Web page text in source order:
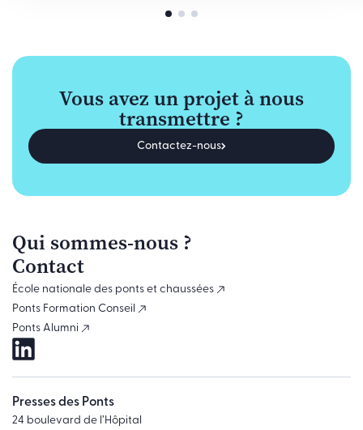
Vous avez un projet à nous
transmettre ?
Contactez-nous
Qui sommes-nous ?
Contact
École nationale des ponts et chaussées
Ponts Formation Conseil
Ponts Alumni
Presses des Ponts
24 boulevard de l’Hôpital